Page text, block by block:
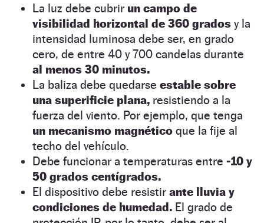
La luz debe cubrir un campo de
visibilidad horizontal de 360 grados y la
intensidad luminosa debe ser, en grado
cero, de entre 40 y 700 candelas durante
al menos 30 minutos.
La baliza debe quedarse estable sobre
una superificie plana, resistiendo a la
fuerza del viento. Por ejemplo, que tenga
un mecanismo magnético que la fije al
techo del vehículo.
Debe funcionar a temperaturas entre -10 y
50 grados centígrados.
El dispositivo debe resistir ante lluvia y
condiciones de humedad. El grado de